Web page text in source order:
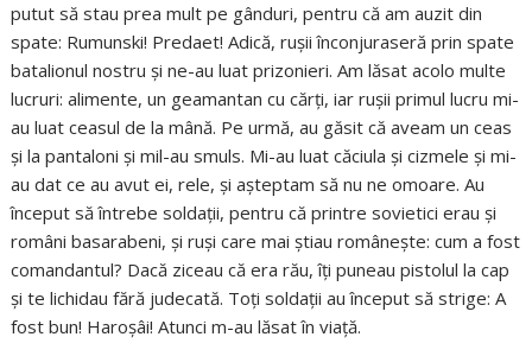
putut să stau prea mult pe gânduri, pentru că am auzit din
spate: Rumunski! Predaet! Adică, rușii înconjuraseră prin spate
batalionul nostru și ne-au luat prizonieri. Am lăsat acolo multe
lucruri: alimente, un geamantan cu cărți, iar rușii primul lucru mi-
au luat ceasul de la mână. Pe urmă, au găsit că aveam un ceas
și la pantaloni și mil-au smuls. Mi-au luat căciula și cizmele și mi-
au dat ce au avut ei, rele, și așteptam să nu ne omoare. Au
început să întrebe soldații, pentru că printre sovietici erau și
români basarabeni, și ruși care mai știau românește: cum a fost
comandantul? Dacă ziceau că era rău, îți puneau pistolul la cap
și te lichidau fără judecată. Toți soldații au început să strige: A
fost bun! Haroșâi! Atunci m-au lăsat în viață.